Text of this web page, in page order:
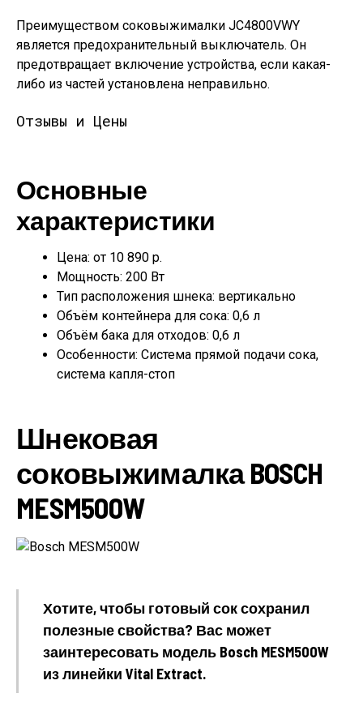
Преимуществом соковыжималки JC4800VWY
является предохранительный выключатель. Он
предотвращает включение устройства, если какая-
либо из частей установлена неправильно.
Отзывы и Цены
Основные
характеристики
Цена: от 10 890 р.
Мощность: 200 Вт
Тип расположения шнека: вертикально
Объём контейнера для сока: 0,6 л
Объём бака для отходов: 0,6 л
Особенности: Система прямой подачи сока,
система капля-стоп
Шнековая
соковыжималка BOSCH
MESM500W
Хотите, чтобы готовый сок сохранил
полезные свойства? Вас может
заинтересовать модель Bosch MESM500W
из линейки Vital Extract.